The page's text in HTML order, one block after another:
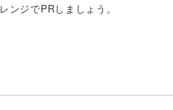
レンジでPRしましょう。